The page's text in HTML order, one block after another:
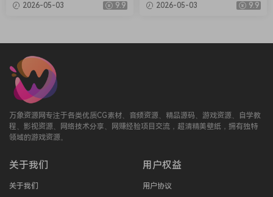
ntent v2026.04-R2R [WiN]
2026-05-03 9.9
2 [KONTAKT]（34.2GB）
2026-05-03 9.9
万象资源网专注于各类优质CG素材、音频资源、精品源码、游戏资源、自学教
程、影视资源、网络技术分享、网赚经验项目交流，超清精美壁纸，拥有独特
领域的游戏资源。
关于我们
关于我们
用户权益
用户协议